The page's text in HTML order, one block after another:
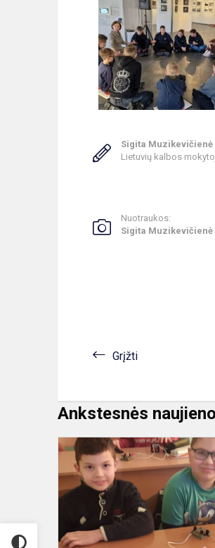
Sigita Muzikevičienė
Lietuvių kalbos
Nuotraukos:
Sigita Muzikevičienė
Grįžti
Ankstesnės